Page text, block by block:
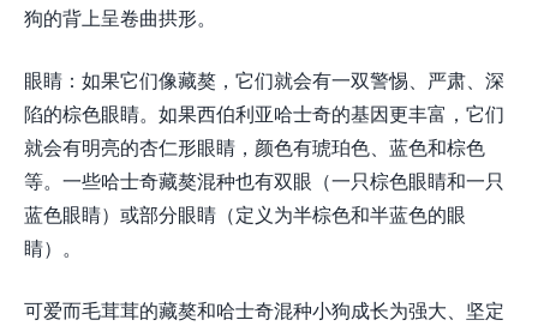
狗的背上呈卷曲拱形。
眼睛：如果它们像藏獒，它们就会有一双警惕、严肃、深
陷的棕色眼睛。如果西伯利亚哈士奇的基因更丰富，它们
就会有明亮的杏仁形眼睛，颜色有琥珀色、蓝色和棕色
等。一些哈士奇藏獒混种也有双眼（一只棕色眼睛和一只
蓝色眼睛）或部分眼睛（定义为半棕色和半蓝色的眼
睛）。
可爱而毛茸茸的藏獒和哈士奇混种小狗成长为强大、坚定